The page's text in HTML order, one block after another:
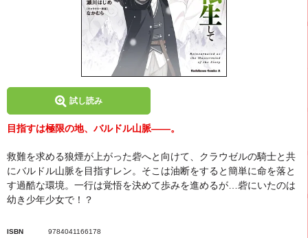
試し読み
目指すは極限の地、バルドル山脈――。
救難を求める狼煙が上がった砦へと向けて、クラウゼルの騎士と共
にバルドル山脈を目指すレン。そこは油断をすると簡単に命を落と
す過酷な環境。一行は覚悟を決めて歩みを進めるが…砦にいたのは
幼き少年少女で！？
ISBN 9784041166178